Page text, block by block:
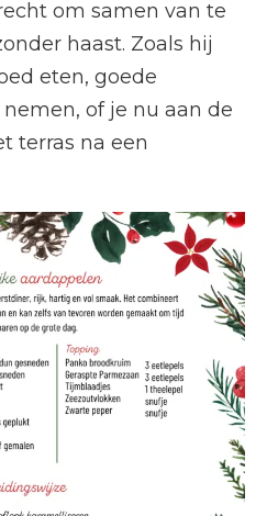
om samen van te
haast. Zoals hij
eten, goede
of je nu aan de
terras na een